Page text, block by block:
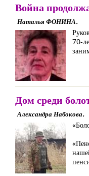
Война
Наталья ФОНИНА.
70-
Дом среди
Александра Набокова.